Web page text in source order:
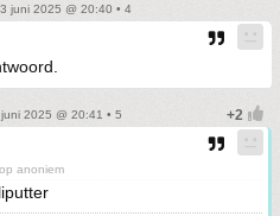
juni 2025 @ 20:40 • 4
2025 @ 20:41 • 5
anoniem